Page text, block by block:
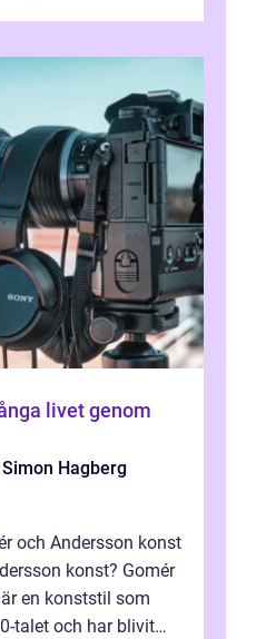
livet genom
Simon Hagberg
och Andersson konst
konst? Gomér
en konststil som
talet och har blivit